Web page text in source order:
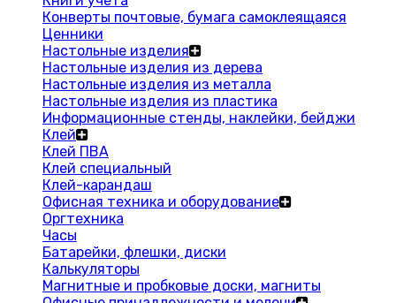
Конверты почтовые, бумага самоклеящаяся
Ценники
Настольные изделия
Настольные изделия из дерева
Настольные изделия из металла
Настольные изделия из пластика
Информационные стенды, наклейки, бейджи
Клей
Клей ПВА
Клей специальный
Клей-карандаш
Офисная техника и оборудование
Оргтехника
Часы
Батарейки, флешки, диски
Калькуляторы
Магнитные и пробковые доски, магниты